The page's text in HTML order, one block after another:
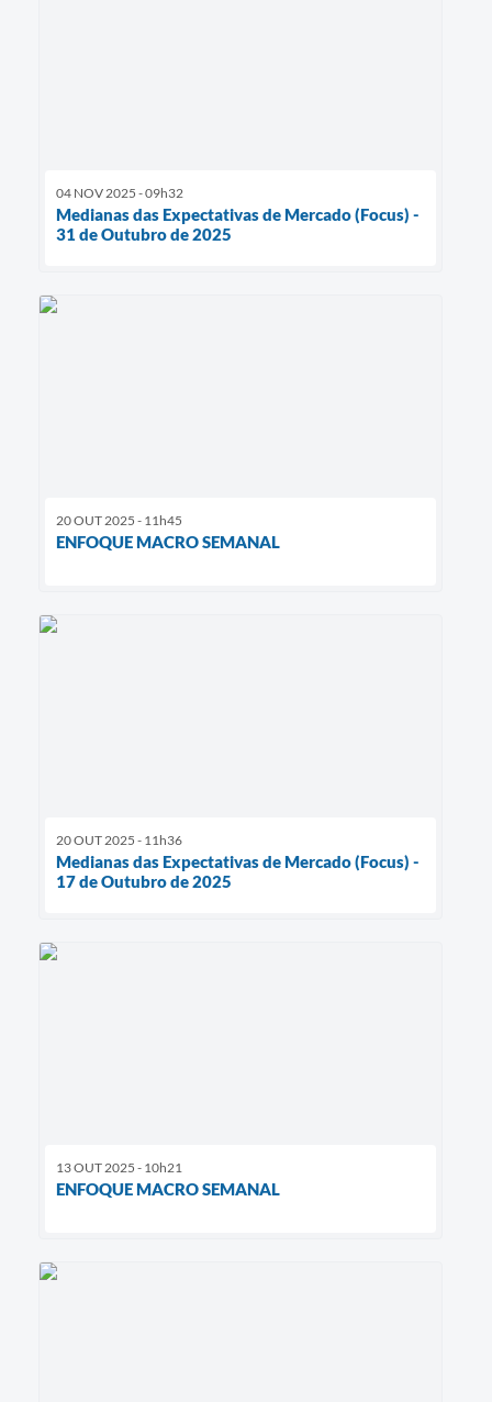
04 NOV 2025 - 09h32
Medianas das Expectativas de Mercado (Focus) -
31 de Outubro de 2025
20 OUT 2025 - 11h45
ENFOQUE MACRO SEMANAL
20 OUT 2025 - 11h36
Medianas das Expectativas de Mercado (Focus) -
17 de Outubro de 2025
13 OUT 2025 - 10h21
ENFOQUE MACRO SEMANAL